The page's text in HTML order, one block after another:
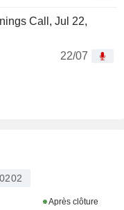
Call, Jul 22,
22/07
Après clôture